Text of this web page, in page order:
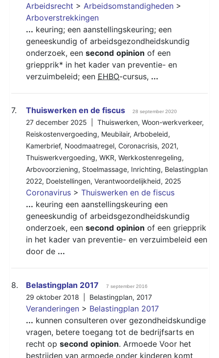
Arbeidsrecht > Arbeidsomstandigheden >
Arboverstrekkingen
... keuring; een aanstellingskeuring; een
geneeskundig of arbeidsgezondheidskundig
onderzoek, een second opinion of een
griepprik* in het kader van preventie- en
verzuimbeleid; een EHBO-cursus, ...
7. Thuiswerken en de fiscus 28 september 2020
27 december 2025 | Thuiswerken, Woon-werkverkeer,
Reiskostenvergoeding, Meubilair, Arbobeleid,
Kamerbrief, Noodmaatregel, Coronacrisis, 2021,
Thuiswerkvergoeding, WKR, Werkkostenregeling,
Arbovoorziening, Stoelmassage, Inrichting, Belastingplan
2022, Doelstellingen, Verantwoordelijkheid, 2025
Coronavirus > Thuiswerken en de fiscus
... keuring een aanstellingskeuring een
geneeskundig of arbeidsgezondheidskundig
onderzoek, een second opinion of een griepprik
in het kader van preventie- en verzuimbeleid een
door de ...
8. Belastingplan 2017 7 september 2016
29 oktober 2018 | Belastingplan, 2017
Veranderingen > Belastingplan 2017
... kunnen consulteren over gezondheidskundige
vragen, betere toegang tot de bedrijfsarts en
recht op second opinion. Armoede Voor het
bestrijden van armoede onder kinderen komt